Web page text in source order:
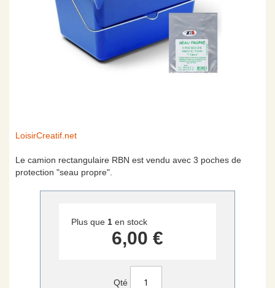
LoisirCreatif.net
Le camion rectangulaire RBN est vendu avec 3 poches de
protection "seau propre".
Plus que 1en stock
6,00 €
Qté
Skip
the
beginning